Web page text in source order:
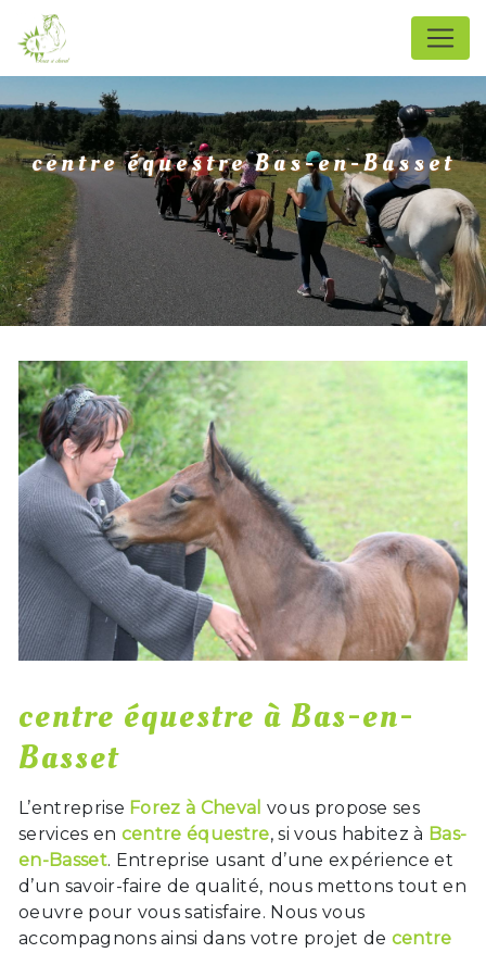
centre équestre Bas-en-Basset
centre équestre à Bas-en-
Basset
L’entreprise Forez à Cheval vous propose ses
services en centre équestre, si vous habitez à Bas-
en-Basset. Entreprise usant d’une expérience et
d’un savoir-faire de qualité, nous mettons tout en
oeuvre pour vous satisfaire. Nous vous
accompagnons ainsi dans votre projet de centre
Panneau de gestion des cookies